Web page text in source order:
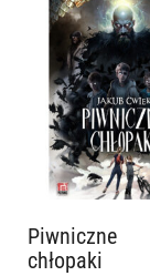
Piwniczne
chłopaki